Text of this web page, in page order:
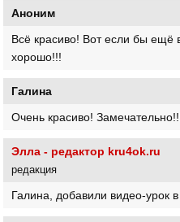
Аноним
Всё красиво! Вот если бы ещё
хорошо!!!
Галина
Очень красиво!
Элла - редактор kru4ok.ru
редакция
Галина, добавили видео-урок в